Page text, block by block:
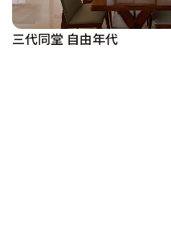
三代同堂 自由年代